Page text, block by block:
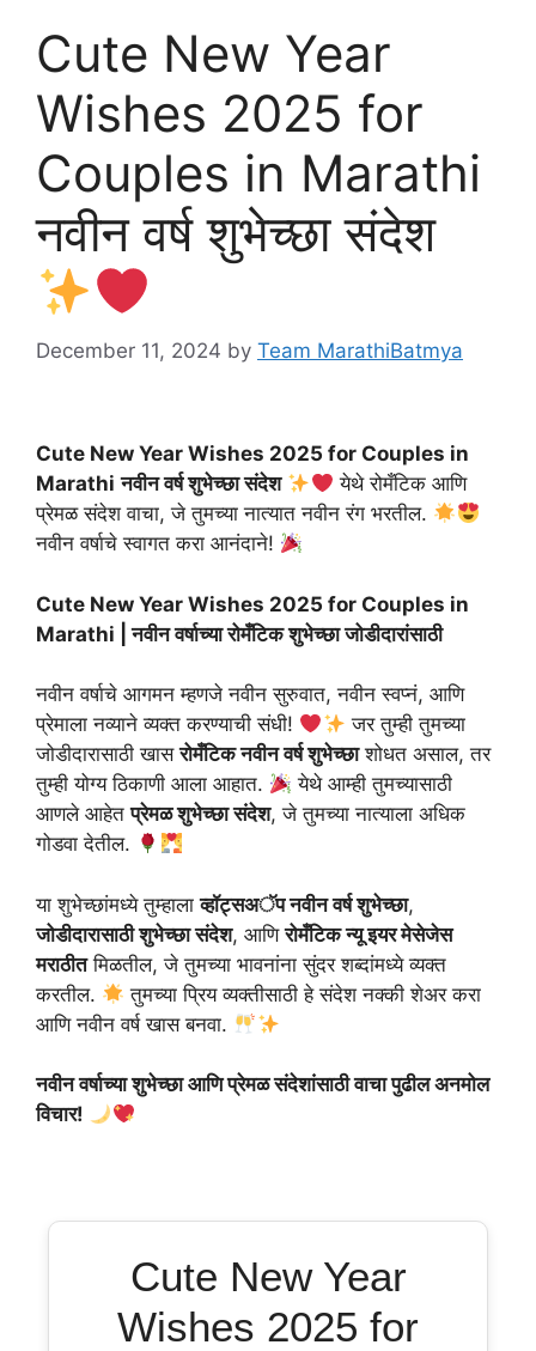
Cute New Year
Wishes 2025 for
Couples in Marathi
नवीन वर्ष शुभेच्छा संदेश
December 11, 2024 by Team MarathiBatmya
Cute New Year Wishes 2025 for Couples in
Marathi नवीन वर्ष शुभेच्छा संदेश
येथे रोमँटिक आणि
प्रेमळ संदेश वाचा, जे तुमच्या नात्यात नवीन रंग भरतील.
नवीन वर्षाचे स्वागत करा आनंदाने!
Cute New Year Wishes 2025 for Couples in
Marathi | नवीन वर्षाच्या रोमँटिक शुभेच्छा जोडीदारांसाठी
नवीन वर्षाचे आगमन म्हणजे नवीन सुरुवात, नवीन स्वप्नं, आणि
प्रेमाला नव्याने व्यक्त करण्याची संधी!
जर तुम्ही तुमच्या
जोडीदारासाठी खासरोमँटिक नवीन वर्ष शुभेच्छाशोधत असाल, तर
तुम्ही योग्य ठिकाणी आला आहात.
येथे आम्ही तुमच्यासाठी
आणले आहेतप्रेमळ शुभेच्छा संदेश, जे तुमच्या नात्याला अधिक
गोडवा देतील.
या शुभेच्छांमध्ये तुम्हालाव्हॉट्सअॅप नवीन वर्ष शुभेच्छा,
जोडीदारासाठी शुभेच्छा संदेश, आणिरोमँटिक न्यू इयर मेसेजेस
मराठीतमिळतील, जे तुमच्या भावनांना सुंदर शब्दांमध्ये व्यक्त
करतील.
तुमच्या प्रिय व्यक्तीसाठी हे संदेश नक्की शेअर करा
आणि नवीन वर्ष खास बनवा.
नवीन वर्षाच्या शुभेच्छा आणि प्रेमळ संदेशांसाठी वाचा पुढील अनमोल
विचार!
Cute New Year
Wishes 2025 for